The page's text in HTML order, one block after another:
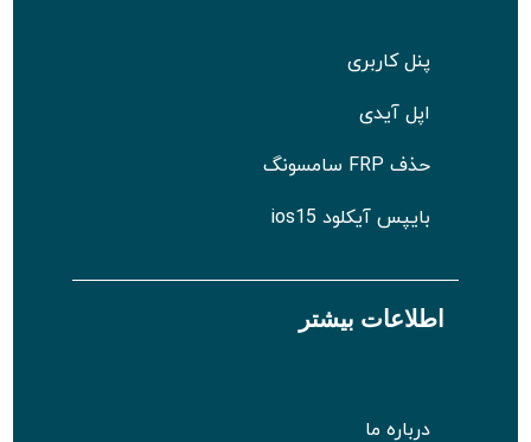
پنل کاربری
اپل آیدی
حذف FRP سامسونگ
بایپس آیکلود ios15
اطلاعات بیشتر
درباره ما